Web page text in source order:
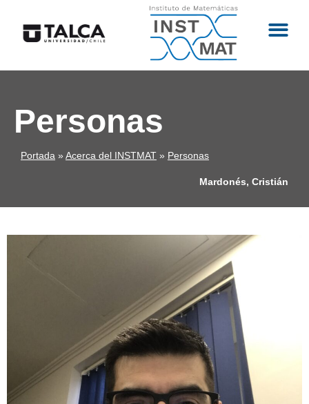
Personas
Portada » Acerca del INSTMAT » Personas
Mardonés, Cristián